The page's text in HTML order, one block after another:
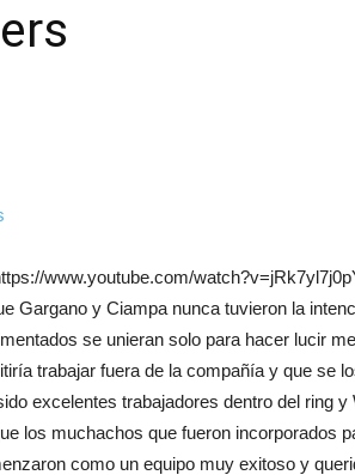
www.youtube.com/
Gargano y Ciampa nunca tuvieron la
se unieran solo para hacer lucir
trabajar fuera de la compañía y que se
excelentes trabajadores dentro del ring
los muchachos que fueron incorporados
como un equipo muy exitoso y